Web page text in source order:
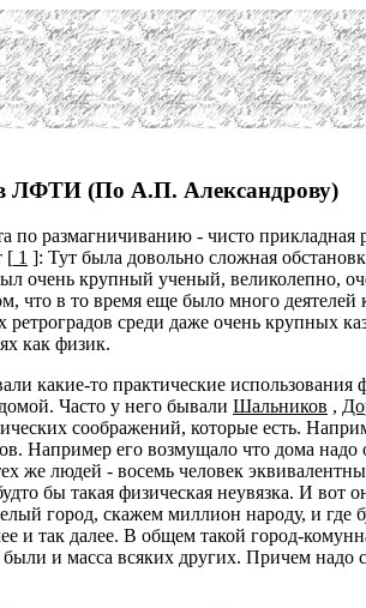
ЛФТИ (По А.П. Александрову)
по размагничиванию - чисто прикладная
[ 1 ]: Тут была довольно сложная
очень крупный ученый,
что в то время еще было много
среди даже очень крупных
как физик.
какие-то практические
Часто у него бывали Шальников ,
соображений, которые есть.
Например его возмущало что дома
же людей - восемь человек
бы такая физическая неувязка. И
город, скажем миллион народу, и где
и так далее. В общем такой город-
и масса всяких других. Причем надо